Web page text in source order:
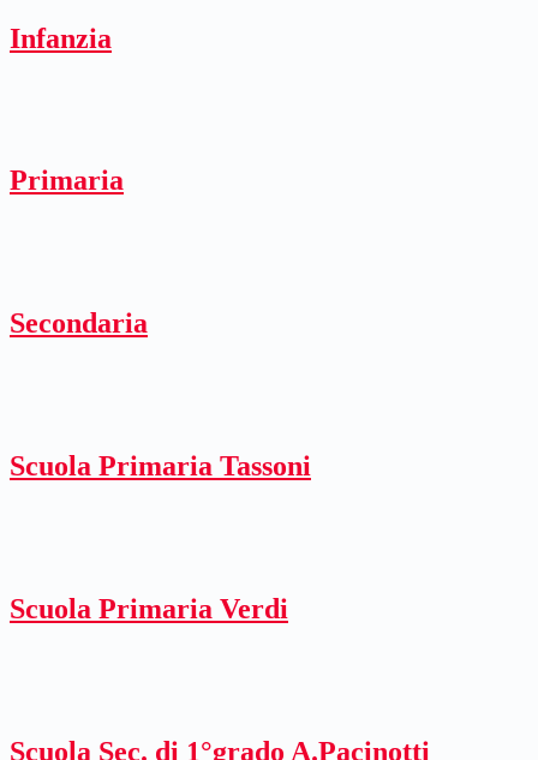
Infanzia
Primaria
Secondaria
Scuola Primaria Tassoni
Scuola Primaria Verdi
Scuola Sec. di 1°grado A.Pacinotti